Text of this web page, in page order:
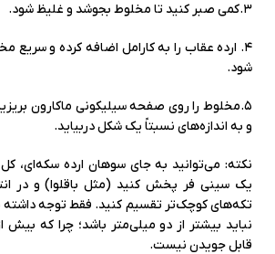
۳.کمی صبر کنید تا مخلوط بجوشد و غلیظ شود.
۴. ارده عقاب را به کارامل اضافه کرده و
شود.
۵.مخلوط را روی صفحه سیلیکونی ماکارون
و به اندازه‌های نسبتاً یک شکل دربیاید.
نکته: می‌توانید به جای سوهان ارده سکه‌ای، کل
یک سینی فر پخش کنید (مثل باقلوا) و در
تکه‌های کوچک‌تر تقسیم کنید. فقط توجه
نباید بیشتر از دو میلی‌متر باشد؛ ‌چرا که
قابل جویدن نیست.